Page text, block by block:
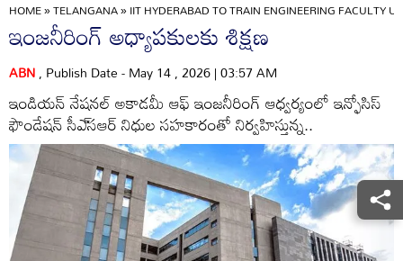
HOME»TELANGANA»IIT HYDERABAD TO TRAIN ENGINEERING FACULTY
ఇంజనీరింగ్‌ అధ్యాపకులకు శిక్షణ
ABN, Publish Date - May 14 , 2026 | 03:57 AM
ఇండియన్‌ నేషనల్‌ అకాడమీ ఆఫ్‌ ఇంజనీరింగ్‌ ఆధ్వర్యంలో ఇన్ఫోసిస్‌
ఫౌండేషన్‌ సీఎ్‌సఆర్‌ నిధుల సహకారంతో నిర్వహిస్తున్న..